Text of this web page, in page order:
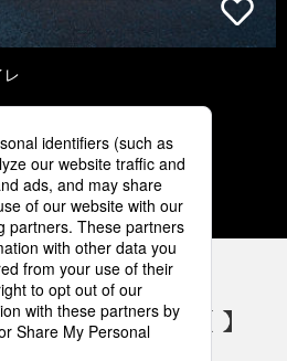
3 4 5
気設備 SNSアカウント